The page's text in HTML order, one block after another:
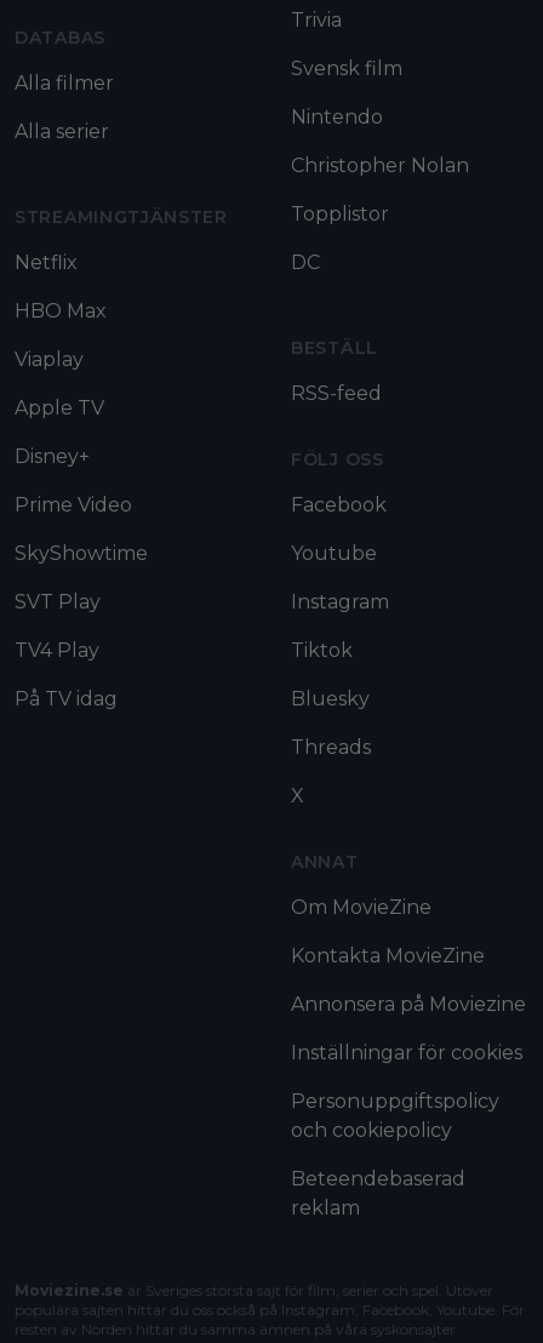
DATABAS
Alla filmer
Alla serier
STREAMINGTJÄNSTER
Netflix
HBO Max
Viaplay
Apple TV
Disney+
Prime Video
SkyShowtime
SVT Play
TV4 Play
På TV idag
Trivia
Svensk film
Nintendo
Christopher Nolan
Topplistor
DC
BESTÄLL
RSS-feed
FÖLJ OSS
Facebook
Youtube
Instagram
Tiktok
Bluesky
Threads
X
ANNAT
Om MovieZine
Kontakta MovieZine
Annonsera på Moviezine
Inställningar för cookies
Personuppgiftspolicy
och cookiepolicy
Beteendebaserad
reklam
Moviezine.se är Sveriges största sajt för film, serier och spel. Utöver
populära sajten hittar du oss också på Instagram, Facebook, Youtube. För
resten av Norden hittar du samma ämnen på våra syskonsajter